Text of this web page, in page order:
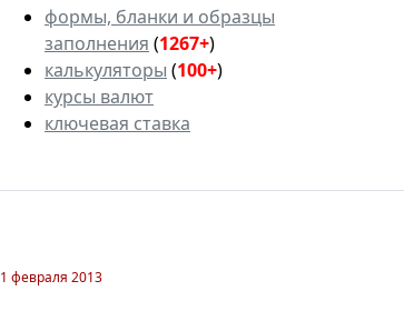
формы, бланки и образцы
заполнения (1267+)
калькуляторы (100+)
курсы валют
ключевая ставка
1 февраля 2013